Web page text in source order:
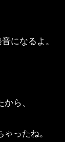
になるよ。
ら、
ったね。